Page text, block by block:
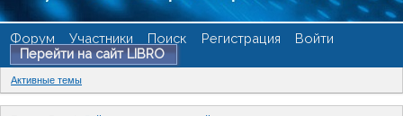
Форум Участники Поиск Регистрация
Войти
Перейти на сайт LIBRO
Активные темы